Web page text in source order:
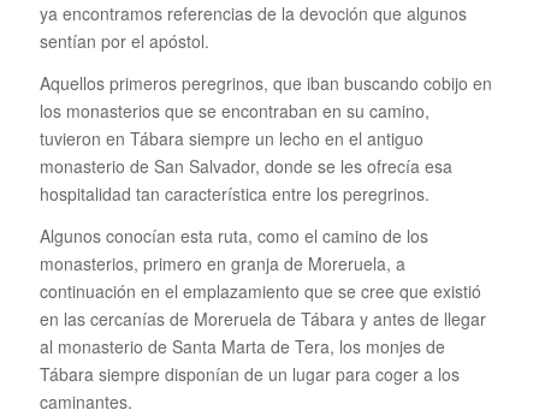
ya encontramos referencias de la devoción que algunos
sentían por el apóstol.
Aquellos primeros peregrinos, que iban buscando cobijo en
los monasterios que se encontraban en su camino,
tuvieron en Tábara siempre un lecho en el antiguo
monasterio de San Salvador, donde se les ofrecía esa
hospitalidad tan característica entre los peregrinos.
Algunos conocían esta ruta, como el camino de los
monasterios, primero en granja de Moreruela, a
continuación en el emplazamiento que se cree que existió
en las cercanías de Moreruela de Tábara y antes de llegar
al monasterio de Santa Marta de Tera, los monjes de
Tábara siempre disponían de un lugar para coger a los
caminantes.